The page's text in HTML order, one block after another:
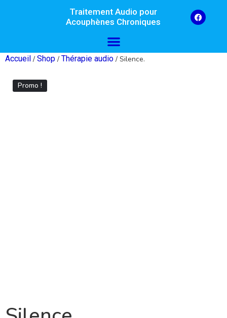
Traitement Audio pour
Acouphènes Chroniques
Accueil / Shop / Thérapie audio / Silence.
Promo !